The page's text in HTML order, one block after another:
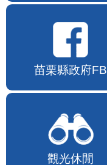
苗栗縣政府FB
觀光休閒